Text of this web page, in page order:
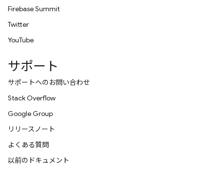
Firebase Summit
Twitter
YouTube
サポート
サポートへのお問い合わせ
Stack Overflow
Google Group
リリースノート
よくある質問
以前のドキュメント